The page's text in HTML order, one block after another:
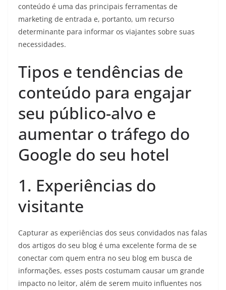
conteúdo é uma das principais ferramentas de
marketing de entrada e, portanto, um recurso
determinante para informar os viajantes sobre suas
necessidades.
Tipos e tendências de
conteúdo para engajar
seu público-alvo e
aumentar o tráfego do
Google do seu hotel
1. Experiências do
visitante
Capturar as experiências dos seus convidados nas falas
dos artigos do seu blog é uma excelente forma de se
conectar com quem entra no seu blog em busca de
informações, esses posts costumam causar um grande
impacto no leitor, além de serem muito influentes nos